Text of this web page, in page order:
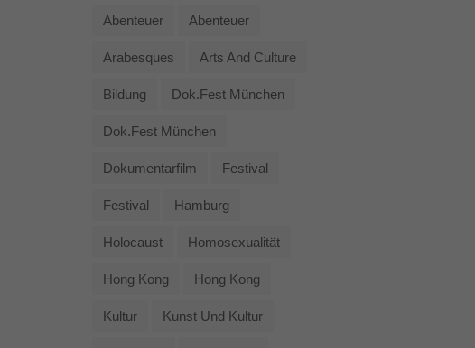
Abenteuer Abenteuer
Arabesques Arts And Culture
Bildung Dok.fest München
Dok.fest München
Dokumentarfilm Festival
Festival Hamburg
Holocaust Homosexualität
Hong Kong Hong Kong
Kultur Kunst Und Kultur